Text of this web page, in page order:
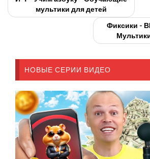
мультики для детей
Фиксики -
НОВЫЕ СЕРИИ ВИДЕО